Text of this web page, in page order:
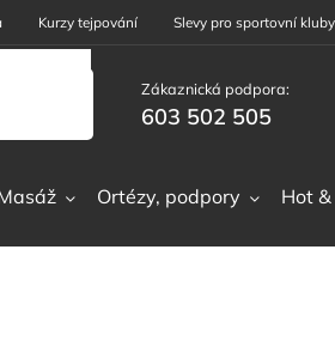
Kurzy tejpování Slevy pro sportovní
Zákaznická podpora:
603 502 505
Ortézy, podpory Hot &